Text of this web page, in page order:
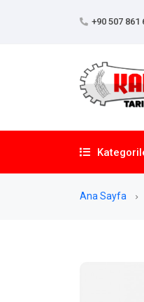
+90 507 861
Ana Sayfa